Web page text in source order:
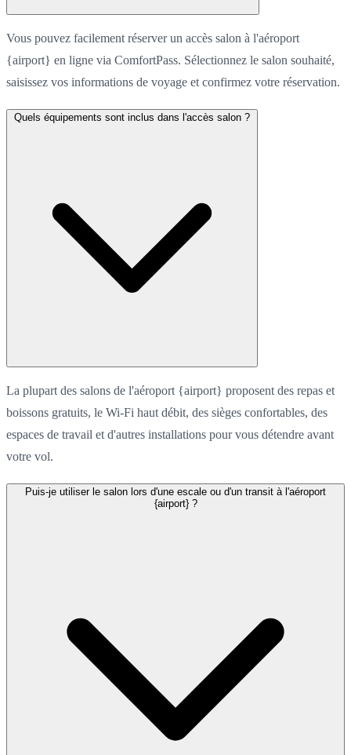
Vous pouvez facilement réserver un accès salon à l'aéroport
{airport} en ligne via ComfortPass. Sélectionnez le salon souhaité,
saisissez vos informations de voyage et confirmez votre réservation.
Quels équipements sont inclus dans l'accès salon ?
La plupart des salons de l'aéroport {airport} proposent des repas et
boissons gratuits, le Wi-Fi haut débit, des sièges confortables, des
espaces de travail et d'autres installations pour vous détendre avant
votre vol.
Puis-je utiliser le salon lors d'une escale ou d'un transit à l'aéroport
{airport} ?